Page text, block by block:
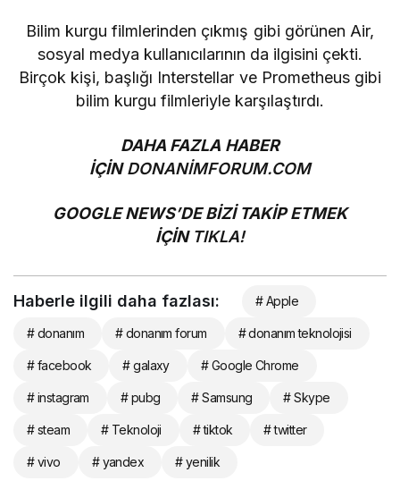
Bilim kurgu filmlerinden çıkmış gibi görünen Air,
sosyal medya kullanıcılarının da ilgisini çekti.
Birçok kişi, başlığı Interstellar ve Prometheus gibi
bilim kurgu filmleriyle karşılaştırdı.
DAHA FAZLA HABER
İÇİNDONANİMFORUM.COM
GOOGLE NEWS’DE BİZİ TAKİP ETMEK
İÇİN TIKLA!
Haberle ilgili daha fazlası: # Apple
# donanım # donanım forum # donanım teknolojisi
# facebook # galaxy # Google Chrome
# instagram # pubg # Samsung # Skype
# steam # Teknoloji # tiktok # twitter
# vivo # yandex # yenilik